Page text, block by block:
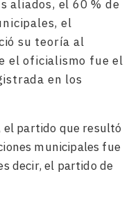
aliados, el 60 % de
el
su teoría al
el oficialismo fue el
en los
el partido que resultó
municipales fue
decir, el partido de